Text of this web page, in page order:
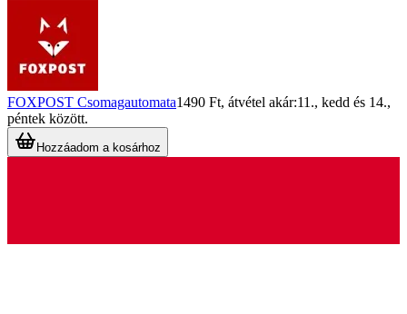
FOXPOST Csomagautomata1490 Ft, átvétel akár:11., kedd és 14.,
péntek között.
Hozzáadom a kosárhoz